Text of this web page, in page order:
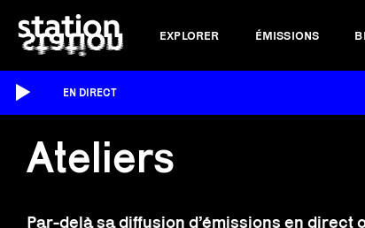
EXPLORER ÉMISSIONS
EN DIRECT
Ateliers
Par-delà sa diffusion d’émissions en